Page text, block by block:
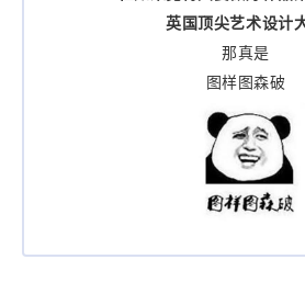
英国顶尖艺术设计
那真是
图样图森破